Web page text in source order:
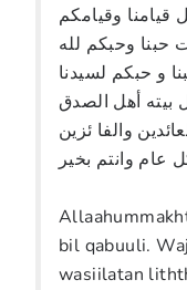
وقيامكم
حبنا وحبكم لله
و حبكم لسيدنا
بيته أهل الصدق
والفا ئزين
bil qabuuli.
wasiilatan